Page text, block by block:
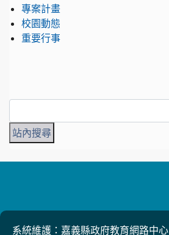
專案計畫
校園動態
重要行事
系統維護：嘉義縣政府教育網路中心